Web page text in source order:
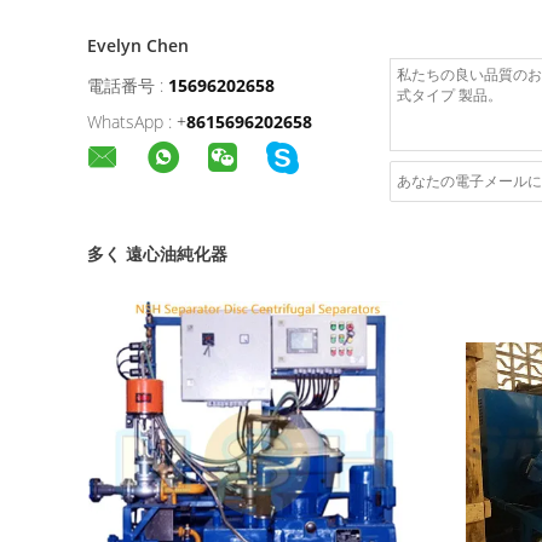
Evelyn Chen
電話番号 : 15696202658
WhatsApp : +8615696202658
多く 遠心油純化器